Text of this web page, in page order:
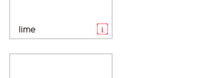
lime